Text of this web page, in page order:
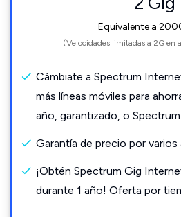
Equivalente a
(Velocidades limitadas a 2G en
Cámbiate a Spectrum
más líneas móviles para
año, garantizado, o
Garantía de precio por
¡Obtén Spectrum Gig
durante 1 año! Oferta por